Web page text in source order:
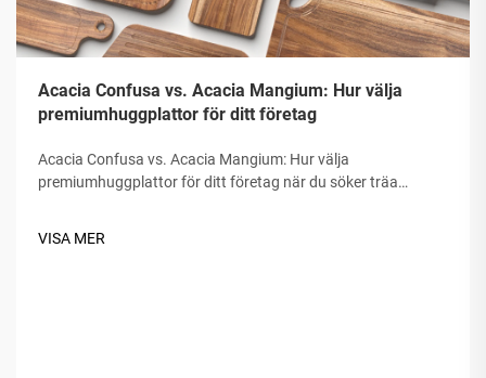
Acacia Confusa vs. Acacia Mangium: Hur välja
premiumhuggplattor för ditt företag
Acacia Confusa vs. Acacia Mangium: Hur välja
premiumhuggplattor för ditt företag när du söker träa
blandar ofta...
VISA MER